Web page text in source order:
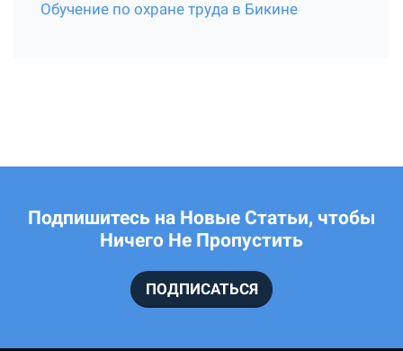
Обучение по охране труда в Бикине
Подпишитесь на Новые Статьи, чтобы
Ничего Не Пропустить
ПОДПИСАТЬСЯ